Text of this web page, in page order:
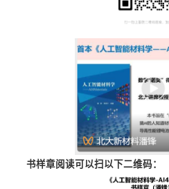
书样章阅读可以扫以下二维码：